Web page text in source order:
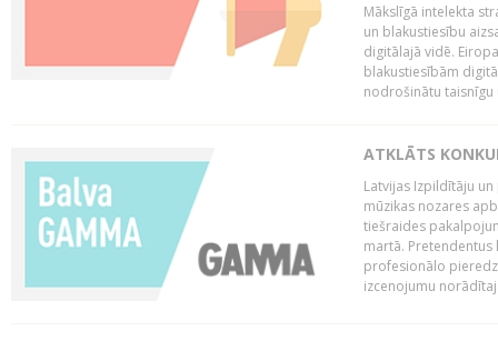
Mākslīgā intelekta
un blakustiesību
digitālajā vidē.
blakustiesībām
nodrošinātu taisnīgu
ATKLĀTS
Latvijas Izpildītāju
mūzikas nozares
tiešraides
martā. Pretendentus
profesionālo
izcenojumu